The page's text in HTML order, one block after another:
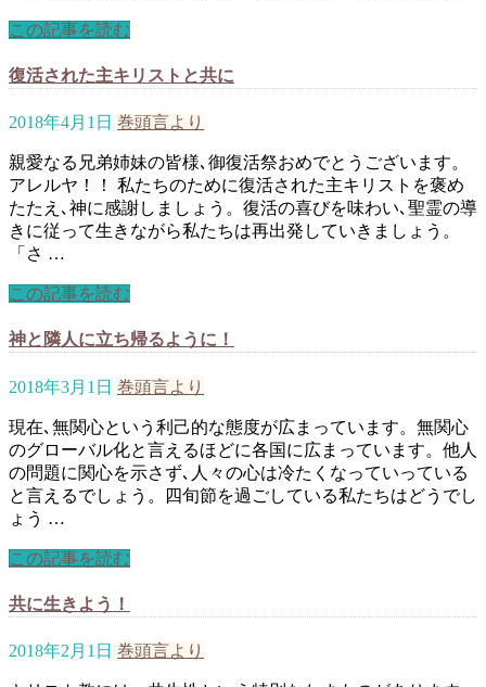
この記事を読む
復活された主キリストと共に
2018年4月1日 巻頭言より
親愛なる兄弟姉妹の皆様､御復活祭おめでとうございます。
アレルヤ！！ 私たちのために復活された主キリストを褒め
たたえ､神に感謝しましょう。復活の喜びを味わい､聖霊の導
きに従って生きながら私たちは再出発していきましょう。
「さ …
この記事を読む
神と隣人に立ち帰るように！
2018年3月1日 巻頭言より
現在､無関心という利己的な態度が広まっています。無関心
のグローバル化と言えるほどに各国に広まっています。他人
の問題に関心を示さず､人々の心は冷たくなっていっている
と言えるでしょう。四旬節を過ごしている私たちはどうでし
ょう …
この記事を読む
共に生きよう！
2018年2月1日 巻頭言より